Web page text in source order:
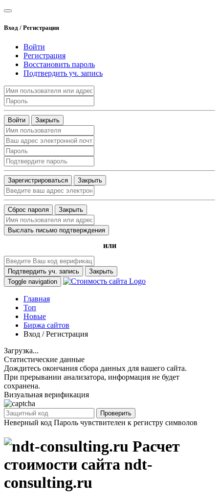
Вход / Регистрация
Войти
Регистрация
Восстановить пароль
Подтвердить уч. запись
Войти Закрыть
Зарегистрироваться Закрыть
Сброс пароля Закрыть
Выслать письмо подтверждения
или
Подтвердить уч. запись
Закрыть
Toggle navigation
Главная
Топ
Новые
Биржа сайтов
Вход / Регистрация
Загрузка...
Статистические данные
Дождитесь окончания сбора данных для вашего сайта.
При прерывании анализатора, информация не будет
сохранена.
Визуальная верификация
Проверить
Неверный код Пароль чувствителен к регистру символов
Расчет
стоимости сайта ndt-
consulting.ru